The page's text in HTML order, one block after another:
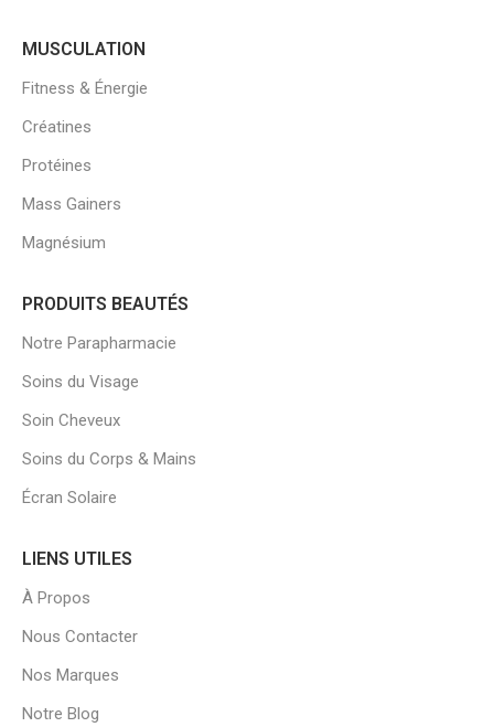
MUSCULATION
Fitness & Énergie
Créatines
Protéines
Mass Gainers
Magnésium
PRODUITS BEAUTÉS
Notre Parapharmacie
Soins du Visage
Soin Cheveux
Soins du Corps & Mains
Écran Solaire
LIENS UTILES
À Propos
Nous Contacter
Nos Marques
Notre Blog